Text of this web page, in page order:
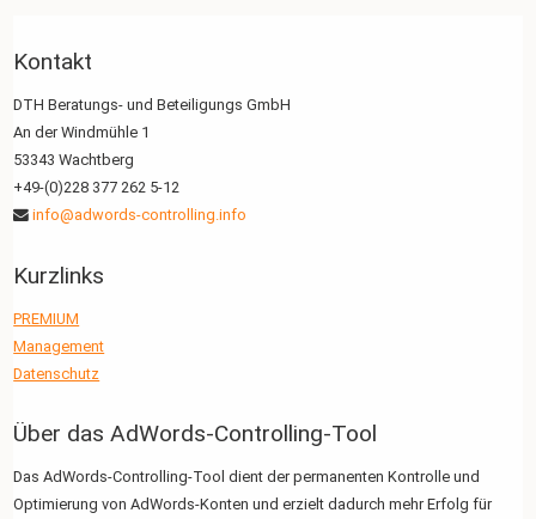
Kontakt
DTH Beratungs- und Beteiligungs GmbH
An der Windmühle 1
53343 Wachtberg
+49-(0)228 377 262 5-12
info@adwords-controlling.info
Kurzlinks
PREMIUM
Management
Datenschutz
Über das AdWords-Controlling-Tool
Das AdWords-Controlling-Tool dient der permanenten Kontrolle und
Optimierung von AdWords-Konten und erzielt dadurch mehr Erfolg für